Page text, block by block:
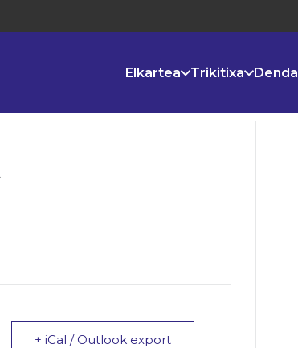
Elkartea Trikitixa Denda
+ iCal / Outlook export